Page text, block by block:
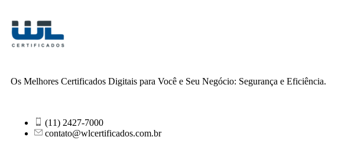
Os Melhores Certificados Digitais para Você e Seu Negócio: Segurança e Eficiência.
(11) 2427-7000
contato@wlcertificados.com.br